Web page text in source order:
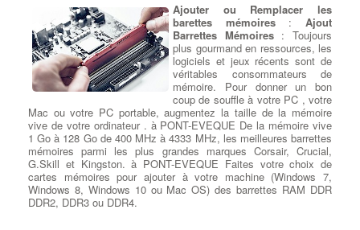
Ajouter ou Remplacer les
barettes mémoires:Ajout
Barrettes Mémoires : Toujours
plus gourmand en ressources, les
logiciels et jeux récents sont de
véritables consommateurs de
mémoire. Pour donner un bon
coup de souffle à votre PC , votre
Mac ou votre PC portable, augmentez la taille de la mémoire
vive de votre ordinateur . à PONT-EVEQUE De la mémoire vive
1 Go à 128 Go de 400 MHz à 4333 MHz, les meilleures barrettes
mémoires parmi les plus grandes marques Corsair, Crucial,
G.Skill et Kingston. à PONT-EVEQUE Faites votre choix de
cartes mémoires pour ajouter à votre machine (Windows 7,
Windows 8, Windows 10 ou Mac OS) des barrettes RAM DDR
DDR2, DDR3 ou DDR4.